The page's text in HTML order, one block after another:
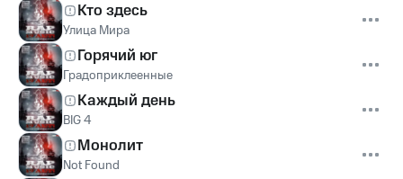
Кто здесь
Улица Мира
Горячий юг
Градоприклеенные
Каждый день
BIG 4
Монолит
Not Found